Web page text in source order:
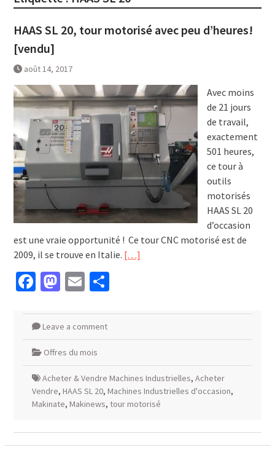
HAAS SL 20, tour motorisé avec peu d’heures!
[vendu]
août 14, 2017
Avec moins
de 21 jours
de travail,
exactement
501 heures,
ce tour à
outils
motorisés
HAAS SL 20
d’occasion
est une vraie opportunité ! Ce tour CNC motorisé est de
2009, il se trouve en Italie. […]
Facebook
Mastodon
EmailPartager
Leave a comment
Offres du mois
Acheter & Vendre Machines Industrielles, Acheter
Vendre, HAAS SL 20, Machines Industrielles d'occasion,
Makinate, Makinews, tour motorisé